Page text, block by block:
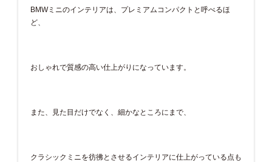
BMWミニのインテリアは、プレミアムコンパクトと呼べるほ
ど、
おしゃれで質感の高い仕上がりになっています。
また、見た目だけでなく、細かなところにまで、
クラシックミニを彷彿とさせるインテリアに仕上がっている点も